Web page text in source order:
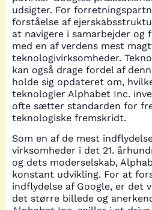
udsigter. For
forståelse af
at navigere i samarbejder og
med en af verdens mest
teknologivirksomheder.
kan også drage fordel af
holde sig opdateret om,
teknologier Alphabet Inc.
ofte sætter standarden for
teknologiske fremskridt.
Som en af de mest
virksomheder i det 21.
og dets moderselskab,
konstant udvikling. For at
indflydelse af Google, er det
det større billede og